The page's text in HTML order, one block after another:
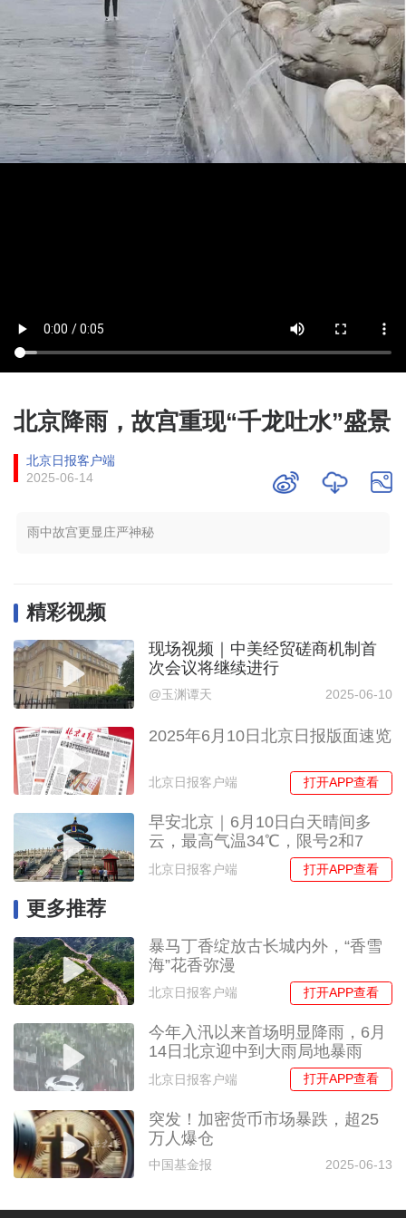
北京降雨，故宫重现“千龙吐水”盛景
北京日报客户端
2025-06-14
雨中故宫更显庄严神秘
精彩视频
现场视频｜中美经贸磋商机制首
次会议将继续进行
@玉渊谭天 2025-06-10
2025年6月10日北京日报版面速览
北京日报客户端 打开APP查看
早安北京｜6月10日白天晴间多
云，最高气温34℃，限号2和7
北京日报客户端 打开APP查看
更多推荐
暴马丁香绽放古长城内外，“香雪
海”花香弥漫
北京日报客户端 打开APP查看
今年入汛以来首场明显降雨，6月
14日北京迎中到大雨局地暴雨
北京日报客户端 打开APP查看
突发！加密货币市场暴跌，超25
万人爆仓
中国基金报 2025-06-13